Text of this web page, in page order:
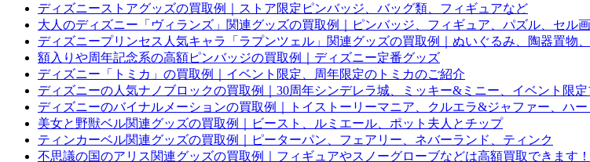
ディズニーストアグッズの買取例｜ストア限定ピンバッジ、バッグ類、フィギュアなど
大人のディズニー「ヴィランズ」関連グッズの買取例｜ピンバッジ、フィギュア、パズル、セル
ディズニープリンセス人気キャラ「ラプンツェル」関連グッズの買取例｜ぬいぐるみ、陶器置物
額入りや周年記念系の高額ピンバッジの買取例｜ディズニー定番グッズ
ディズニー「トミカ」の買取例｜イベント限定、周年限定のトミカのご紹介
ディズニーの人気ナノブロックの買取例｜30周年シンデレラ城、ミッキー&ミニー、イベント限
ディズニーのバイナルメーションの買取例｜トイストーリーマニア、クルエラ&ジャファー、ハ
美女と野獣ベル関連グッズの買取例｜ビースト、ルミエール、ポット夫人とチップ
ティンカーベル関連グッズの買取例｜ピーターパン、フェアリー、ネバーランド、ティンク
不思議の国のアリス関連グッズの買取例｜フィギュアやスノーグローブなどは高額買取できま